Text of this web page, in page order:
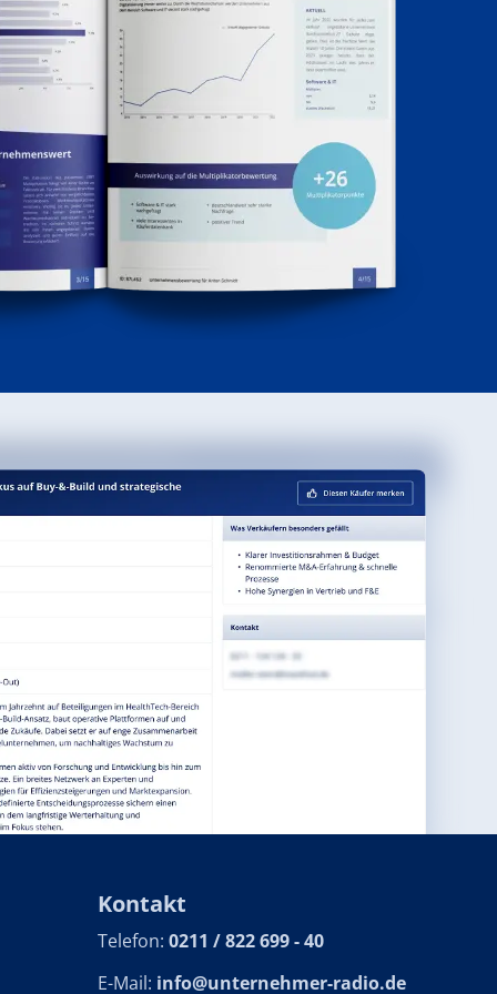
Kontakt
Telefon: 0211 / 822 699 - 40
E-Mail: info@unternehmer-radio.de